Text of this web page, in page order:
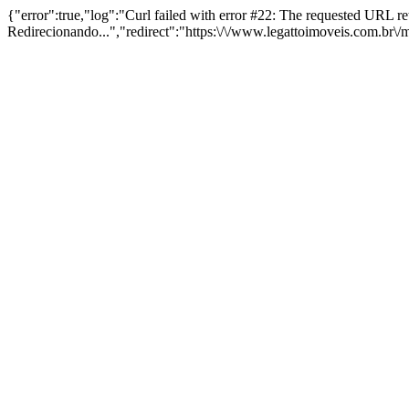
{"error":true,"log":"Curl failed with error #22: The requested URL
Redirecionando...","redirect":"https:\/\/www.legattoimoveis.com.br\/